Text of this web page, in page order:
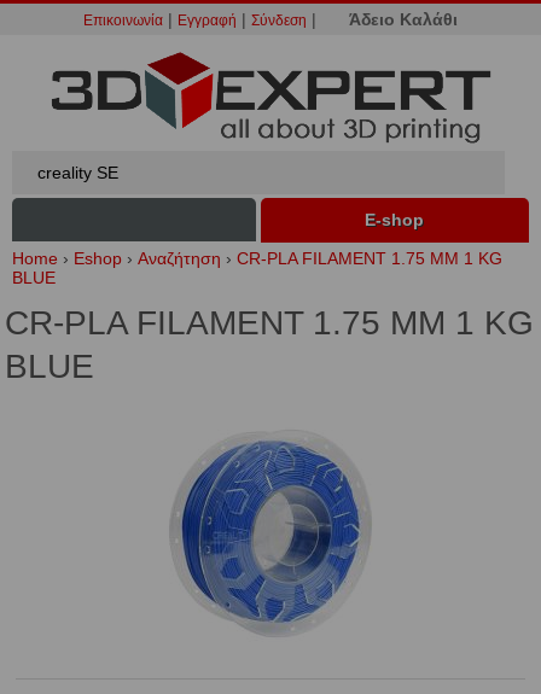
Επικοινωνία | Εγγραφή | Σύνδεση | Άδειο Καλάθι
Ε-shop
Home › Eshop › Αναζήτηση › CR-PLA FILAMENT 1.75 MM 1 KG
BLUE
CR-PLA FILAMENT 1.75 MM 1 KG
BLUE